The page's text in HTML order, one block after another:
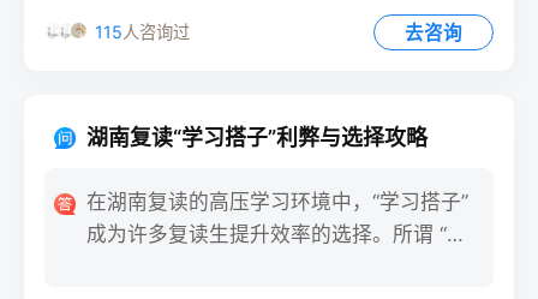
115人咨询过 去咨询
湖南复读“学习搭子”利弊与选择攻略
在湖南复读的高压学习环境中，“学习搭子”
成为许多复读生提升效率的选择。所谓 “学